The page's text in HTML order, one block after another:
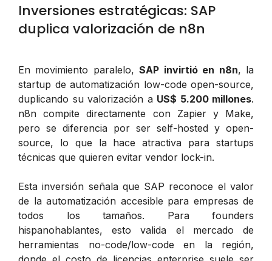
Inversiones estratégicas: SAP
duplica valorización de n8n
En movimiento paralelo,SAP invirtió en n8n, la
startup de automatización low-code open-source,
duplicando su valorización a US$ 5.200 millones.
n8n compite directamente con Zapier y Make,
pero se diferencia por ser self-hosted y open-
source, lo que la hace atractiva para startups
técnicas que quieren evitar vendor lock-in.
Esta inversión señala que SAP reconoce el valor
de la automatización accesible para empresas de
todos los tamaños. Para founders
hispanohablantes, esto valida el mercado de
herramientas no-code/low-code en la región,